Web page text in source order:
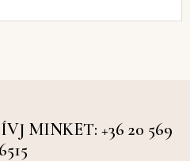
MINKET: +36 20 569
6515